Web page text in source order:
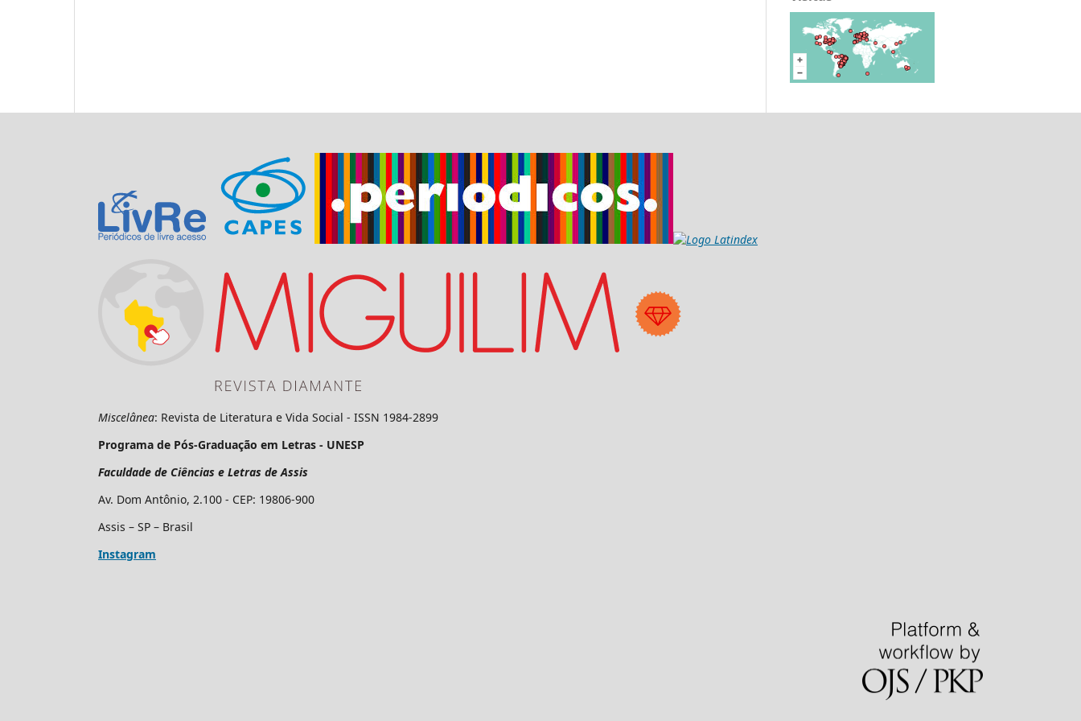
Miscelânea: Revista de Literatura e Vida Social - ISSN 1984-2899
Programa de Pós-Graduação em Letras - UNESP
Faculdade de Ciências e Letras de Assis
Av. Dom Antônio, 2.100 - CEP: 19806-900
Assis – SP – Brasil
Instagram